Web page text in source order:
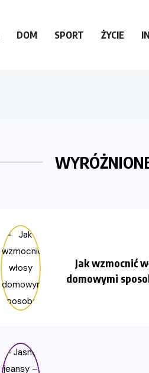
DOM SPORT ŻYCIE
Jak wzmocnić
domowymi